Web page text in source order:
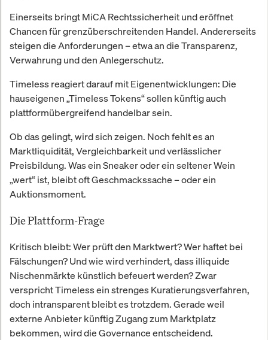
Einerseits bringt MiCA Rechtssicherheit und eröffnet
Chancen für grenzüberschreitenden Handel. Andererseits
steigen die Anforderungen – etwa an die Transparenz,
Verwahrung und den Anlegerschutz.
Timeless reagiert darauf mit Eigenentwicklungen: Die
hauseigenen „Timeless Tokens“ sollen künftig auch
plattformübergreifend handelbar sein.
Ob das gelingt, wird sich zeigen. Noch fehlt es an
Marktliquidität, Vergleichbarkeit und verlässlicher
Preisbildung. Was ein Sneaker oder ein seltener Wein
„wert“ ist, bleibt oft Geschmackssache – oder ein
Auktionsmoment.
Die Plattform-Frage
Kritisch bleibt: Wer prüft den Marktwert? Wer haftet bei
Fälschungen? Und wie wird verhindert, dass illiquide
Nischenmärkte künstlich befeuert werden? Zwar
verspricht Timeless ein strenges Kuratierungsverfahren,
doch intransparent bleibt es trotzdem. Gerade weil
externe Anbieter künftig Zugang zum Marktplatz
bekommen, wird die Governance entscheidend.